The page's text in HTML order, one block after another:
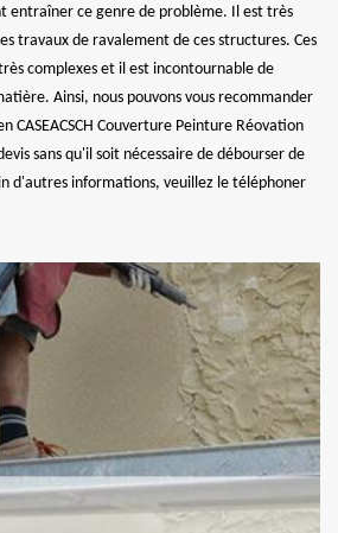
entraîner ce genre de problème. Il est très
travaux de ravalement de ces structures. Ces
complexes et il est incontournable de
Ainsi, nous pouvons vous recommander
CASEACSCH Couverture Peinture Réovation
sans qu'il soit nécessaire de débourser de
d'autres informations, veuillez le téléphoner